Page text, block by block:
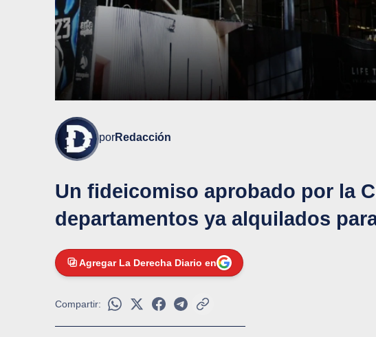
porRedacción
Un fideicomiso aprobado por la
departamentos ya alquilados
Agregar La Derecha Diario en
Compartir: